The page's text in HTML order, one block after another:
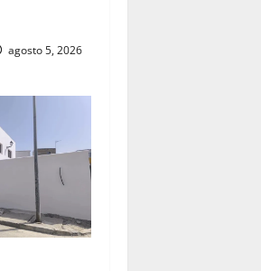
agosto 5, 2026